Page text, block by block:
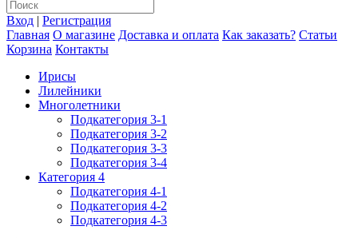
Вход | Регистрация
Главная О магазине Доставка и оплата Как заказать? Статьи
Корзина Контакты
Ирисы
Лилейники
Многолетники
Подкатегория 3-1
Подкатегория 3-2
Подкатегория 3-3
Подкатегория 3-4
Категория 4
Подкатегория 4-1
Подкатегория 4-2
Подкатегория 4-3